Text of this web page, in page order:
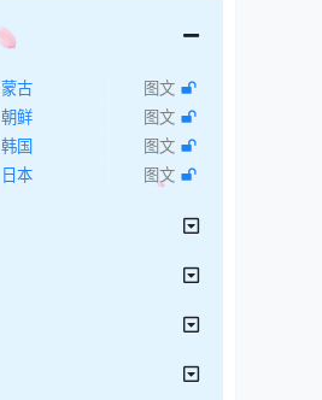
蒙古
图文
朝鲜
图文
韩国
图文
日本 图文